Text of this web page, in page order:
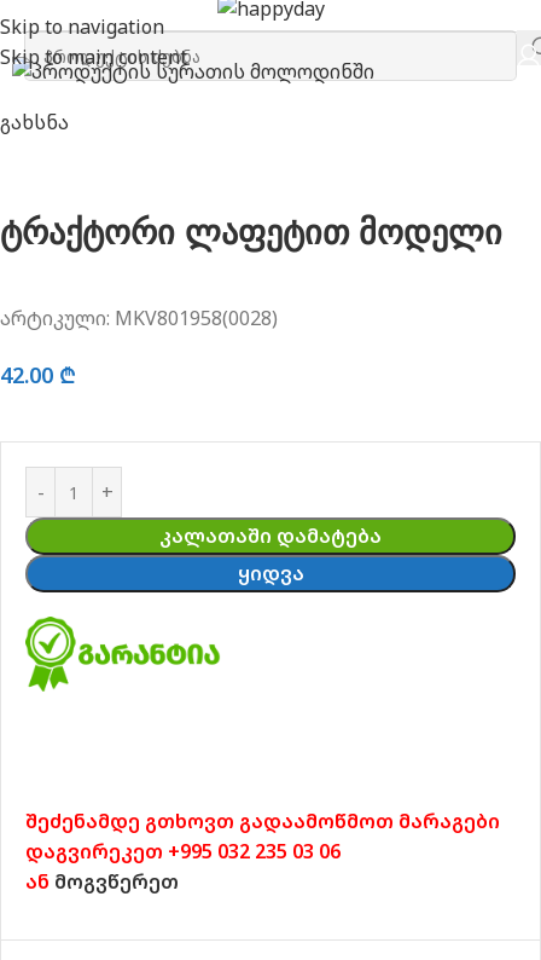
Skip to navigation
Skip to main content
გახსნა
ტრაქტორი ლაფეტით მოდელი
არტიკული: MKV801958(0028)
42.00 ₾
ᲙᲐᲚᲐᲗᲐᲨᲘ ᲓᲐᲛᲐᲢᲔᲑᲐ
ᲧᲘᲓᲕᲐ
შეძენამდე გთხოვთ გადაამოწმოთ მარაგები
დაგვირეკეთ +995 032 235 03 06
ან მოგვწერეთ